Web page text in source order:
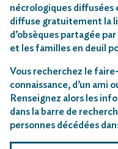
nécrologiques diffusées
diffuse gratuitement la
d’obsèques partagée
et les familles en deuil
Vous recherchez le
connaissance, d’un ami
Renseignez alors les
dans la barre de
personnes décédées